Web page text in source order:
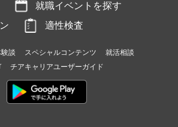
就職イベントを探す
適性検査
談 スペシャルコンテンツ
就活相談
チアキャリアユーザーガイド